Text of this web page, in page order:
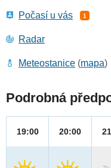
Počasí u vás 1
Radar
Meteostanice (mapa)
Podrobná
19:00 20:00